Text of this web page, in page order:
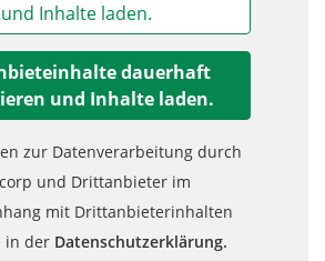
und Inhalte laden.
dauerhaft
und Inhalte laden.
zur Datenverarbeitung durch
und Drittanbieter im
mit Drittanbieterinhalten
in der Datenschutzerklärung.